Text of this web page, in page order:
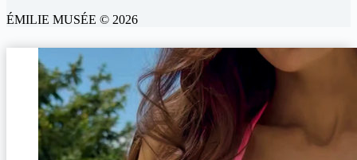
ÉMILIE MUSÉE © 2026